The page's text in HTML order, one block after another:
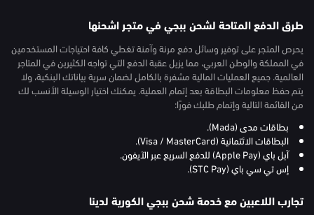
طرق الدفع المتاحة لشحن ببجي في متجر اشحنها
يحرص المتجر على توفير وسائل دفع مرنة وآمنة تغطي كافة احتياجات المستخدمين
في المملكة والوطن العربي، مما يزيل عقبة الدفع التي تواجه الكثيرين في المتاجر
العالمية. جميع العمليات المالية مشفرة بالكامل لضمان سرية بياناتك البنكية، ولا
يتم حفظ معلومات البطاقة بعد إتمام العملية. يمكنك اختيار الوسيلة الأنسب لك
من القائمة التالية وإتمام طلبك فورًا:
بطاقات مدى (Mada).
البطاقات الائتمانية (Visa / MasterCard).
آبل باي (Apple Pay) للدفع السريع عبر الآيفون.
إس تي سي باي (STC Pay).
تجارب اللاعبين مع خدمة شحن ببجي الكورية لدينا